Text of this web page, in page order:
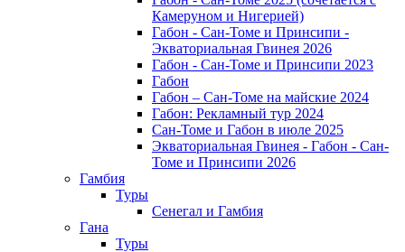
Камеруном и Нигерией)
Габон - Сан-Томе и Принсипи -
Экваториальная Гвинея 2026
Габон - Сан-Томе и Принсипи 2023
Габон
Габон – Сан-Томе на майские 2024
Габон: Рекламный тур 2024
Сан-Томе и Габон в июле 2025
Экваториальная Гвинея - Габон - Сан-
Томе и Принсипи 2026
Гамбия
Туры
Сенегал и Гамбия
Гана
Туры